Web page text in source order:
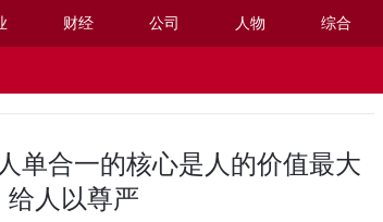
财经 公司 人物 综合
单合一的核心是人的价值最大
给人以尊严